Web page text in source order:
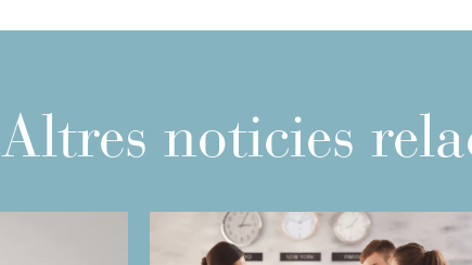
Altres noticies